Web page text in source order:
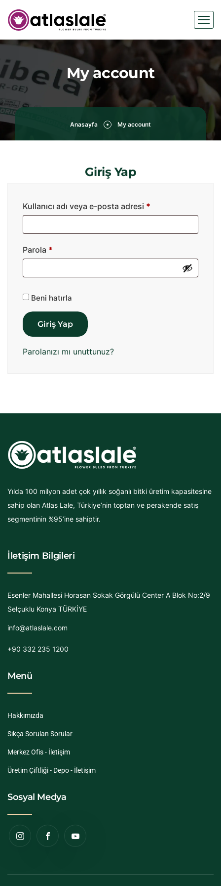
My account
Anasayfa My account
Giriş Yap
Kullanıcı adı veya e-posta adresi *
Parola *
Beni hatırla
Giriş Yap
Parolanızı mı unuttunuz?
Yılda 100 milyon adet çok yıllık soğanlı bitki üretim kapasitesine
sahip olan Atlas Lale, Türkiye’nin toptan ve perakende satış
segmentinin %95’ine sahiptir.
İletişim Bilgileri
Esenler Mahallesi Horasan Sokak Görgülü Center A Blok No:2/9
Selçuklu Konya TÜRKİYE
info@atlaslale.com
+90 332 235 1200
Menü
Hakkımızda
Sıkça Sorulan Sorular
Merkez Ofis - İletişim
Üretim Çiftliği - Depo - İletişim
Sosyal Medya